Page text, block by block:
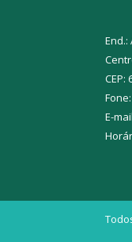
End.:
CEP:
E-